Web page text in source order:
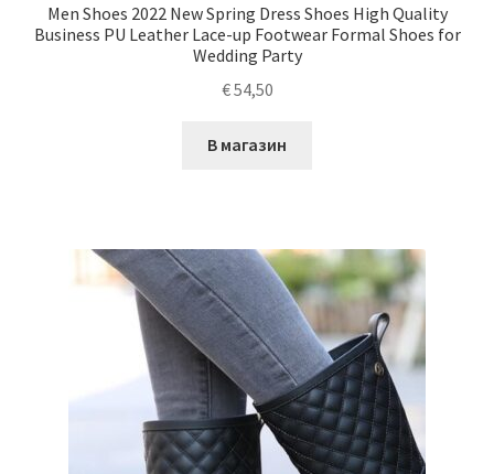
Men Shoes 2022 New Spring Dress Shoes High Quality
Business PU Leather Lace-up Footwear Formal Shoes for
Wedding Party
€54,50
В магазин